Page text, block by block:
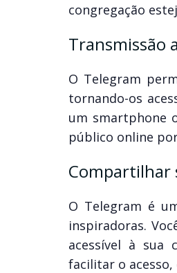
congregação
Transmissão
O Telegram
tornando-os
um smartphone
público online
Compartilhar
O Telegram é
inspiradoras.
acessível à sua
facilitar o acesso,